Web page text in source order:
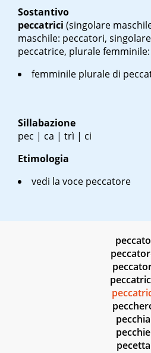
Sostantivo
peccatrici (singolare
maschile: peccatori,
peccatrice, plurale
femminile plurale di
Sillabazione
pec | ca | trì | ci
Etimologia
vedi la voce peccatore
peccato
pecchia
pecchie
pecetta